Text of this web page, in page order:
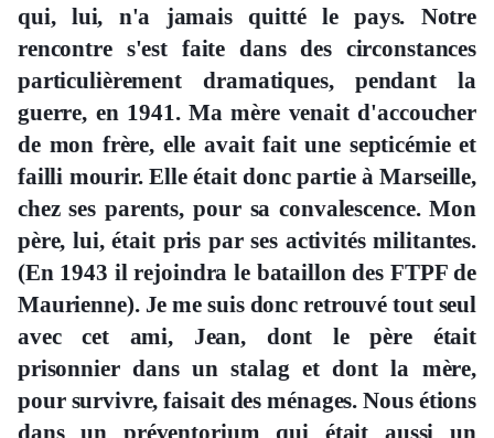
qui, lui, n'a jamais quitté le pays. Notre
rencontre s'est faite dans des circonstances
particulièrement dramatiques, pendant la
guerre, en 1941. Ma mère venait d'accoucher
de mon frère, elle avait fait une septicémie et
failli mourir. Elle était donc partie à Marseille,
chez ses parents, pour sa convalescence. Mon
père, lui, était pris par ses activités militantes.
(En 1943 il rejoindra le bataillon des FTPF de
Maurienne). Je me suis donc retrouvé tout seul
avec cet ami, Jean, dont le père était
prisonnier dans un stalag et dont la mère,
pour survivre, faisait des ménages. Nous étions
dans un préventorium qui était aussi un